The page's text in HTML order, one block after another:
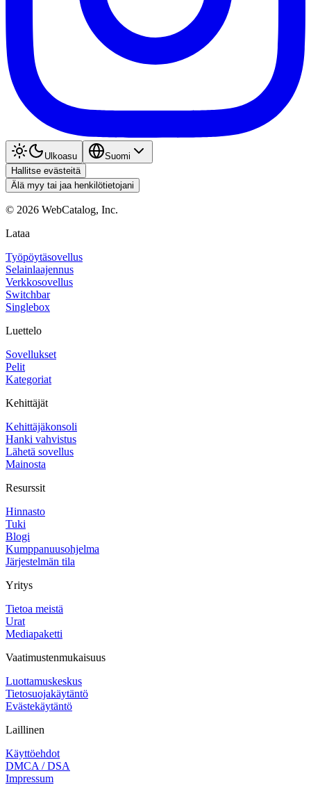
Ulkoasu
Suomi
Hallitse evästeitä
Älä myy tai jaa henkilötietojani
© 2026 WebCatalog, Inc.
Lataa
Työpöytäsovellus
Selainlaajennus
Verkkosovellus
Switchbar
Singlebox
Luettelo
Sovellukset
Pelit
Kategoriat
Kehittäjät
Kehittäjäkonsoli
Hanki vahvistus
Lähetä sovellus
Mainosta
Resurssit
Hinnasto
Tuki
Blogi
Kumppanuusohjelma
Järjestelmän tila
Yritys
Tietoa meistä
Urat
Mediapaketti
Vaatimustenmukaisuus
Luottamuskeskus
Tietosuojakäytäntö
Evästekäytäntö
Laillinen
Käyttöehdot
DMCA / DSA
Impressum